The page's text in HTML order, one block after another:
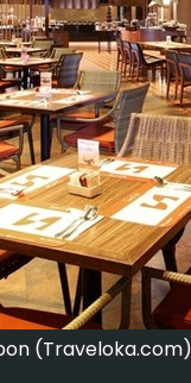
(Traveloka.com)